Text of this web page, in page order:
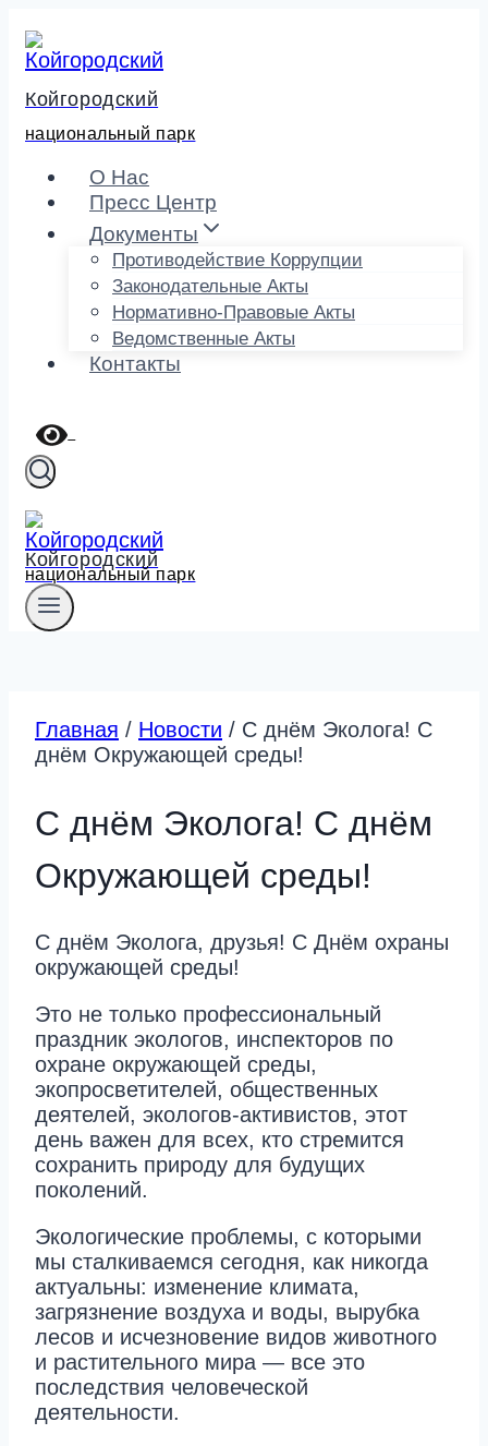
содержимому
Койгородский
национальный парк
О Нас
Пресс Центр
Документы
Противодействие Коррупции
Законодательные Акты
Нормативно-Правовые Акты
Ведомственные Акты
Контакты
Койгородский
национальный парк
Главная / Новости / С днём Эколога! С
днём Окружающей среды!
С днём Эколога! С днём
Окружающей среды!
С днём Эколога, друзья! С Днём охраны
окружающей среды!
Это не только профессиональный
праздник экологов, инспекторов по
охране окружающей среды,
экопросветителей, общественных
деятелей, экологов-активистов, этот
день важен для всех, кто стремится
сохранить природу для будущих
поколений.
Экологические проблемы, с которыми
мы сталкиваемся сегодня, как никогда
актуальны: изменение климата,
загрязнение воздуха и воды, вырубка
лесов и исчезновение видов животного
и растительного мира — все это
последствия человеческой
деятельности.